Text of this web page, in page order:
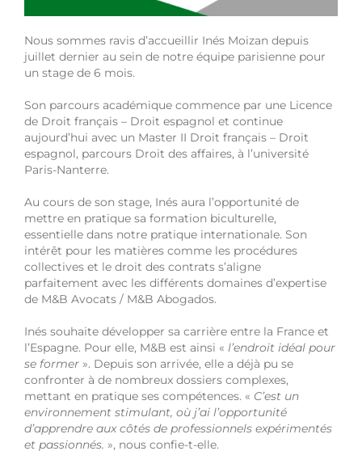
Nous sommes ravis d’accueillir Inés Moizan depuis
juillet dernier au sein de notre équipe parisienne pour
un stage de 6 mois.
Son parcours académique commence par une Licence
de Droit français – Droit espagnol et continue
aujourd’hui avec un Master II Droit français – Droit
espagnol, parcours Droit des affaires, à l’université
Paris-Nanterre.
Au cours de son stage, Inés aura l’opportunité de
mettre en pratique sa formation biculturelle,
essentielle dans notre pratique internationale. Son
intérêt pour les matières comme les procédures
collectives et le droit des contrats s’aligne
parfaitement avec les différents domaines d’expertise
de M&B Avocats / M&B Abogados.
Inés souhaite développer sa carrière entre la France et
l’Espagne. Pour elle, M&B est ainsi « l’endroit idéal pour
se former ». Depuis son arrivée, elle a déjà pu se
confronter à de nombreux dossiers complexes,
mettant en pratique ses compétences. « C’est un
environnement stimulant, où j’ai l’opportunité
d’apprendre aux côtés de professionnels expérimentés
et passionnés. », nous confie-t-elle.